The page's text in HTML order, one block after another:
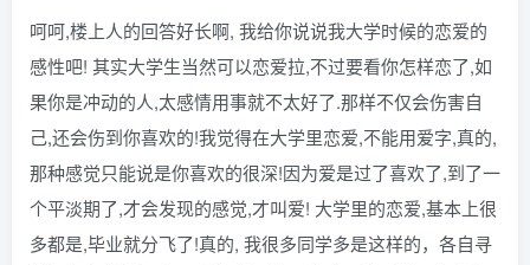
呵呵,楼上人的回答好长啊, 我给你说说我大学时候的恋爱的
感性吧! 其实大学生当然可以恋爱拉,不过要看你怎样恋了,如
果你是冲动的人,太感情用事就不太好了.那样不仅会伤害自
己,还会伤到你喜欢的!我觉得在大学里恋爱,不能用爱字,真的,
那种感觉只能说是你喜欢的很深!因为爱是过了喜欢了,到了一
个平淡期了,才会发现的感觉,才叫爱! 大学里的恋爱,基本上很
多都是,毕业就分飞了!真的, 我很多同学多是这样的，各自寻